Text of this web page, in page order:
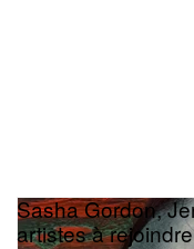
Sasha Gordon,
artistes à